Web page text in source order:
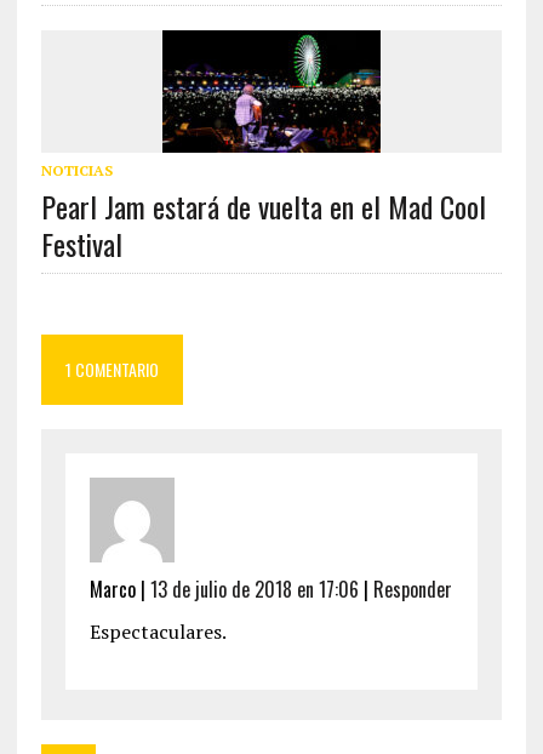
NOTICIAS
Pearl Jam estará de vuelta en el Mad Cool
Festival
1 COMENTARIO
Marco| 13 de julio de 2018 en 17:06 | Responder
Espectaculares.